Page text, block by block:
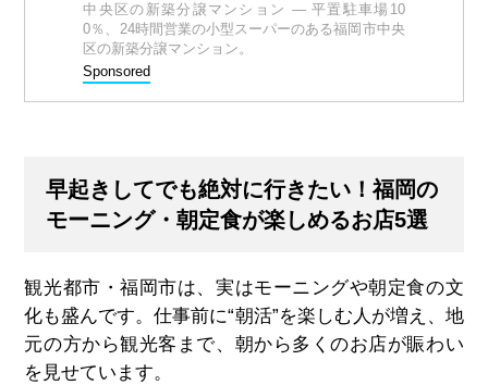
中央区の新築分譲マンション — 平置駐車場10
0％、24時間営業の小型スーパーのある福岡市中央
区の新築分譲マンション。
Sponsored
早起きしてでも絶対に行きたい！福岡の
モーニング・朝定食が楽しめるお店5選
観光都市・福岡市は、実はモーニングや朝定食の文
化も盛んです。仕事前に“朝活”を楽しむ人が増え、地
元の方から観光客まで、朝から多くのお店が賑わい
を見せています。